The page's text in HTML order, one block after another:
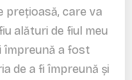
prețioasă, care va
alături de fiul meu
împreună a fost
de a fi împreună și